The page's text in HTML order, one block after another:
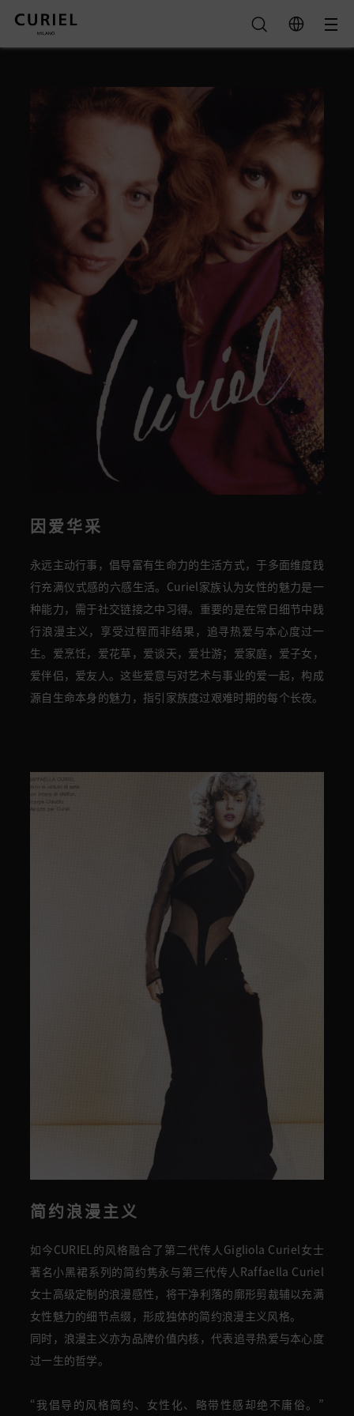
因爱华采
永远主动行事，倡导富有生命力的生活方式，于多面维度践
行充满仪式感的六感生活。Curiel家族认为女性的魅力是一
种能力，需于社交链接之中习得。重要的是在常日细节中践
行浪漫主义，享受过程而非结果，追寻热爱与本心度过一
生。爱烹饪，爱花草，爱谈天，爱壮游；爱家庭，爱子女，
爱伴侣，爱友人。这些爱意与对艺术与事业的爱一起，构成
源自生命本身的魅力，指引家族度过艰难时期的每个长夜。
简约浪漫主义
如今CURIEL的风格融合了第二代传人Gigliola Curiel女士
著名小黑裙系列的简约隽永与第三代传人Raffaella Curiel
女士高级定制的浪漫感性，将干净利落的廓形剪裁辅以充满
女性魅力的细节点缀，形成独体的简约浪漫主义风格。
同时，浪漫主义亦为品牌价值内核，代表追寻热爱与本心度
过一生的哲学。
“ 我倡导的风格简约、女性化、略带性感却绝不庸俗。 ”